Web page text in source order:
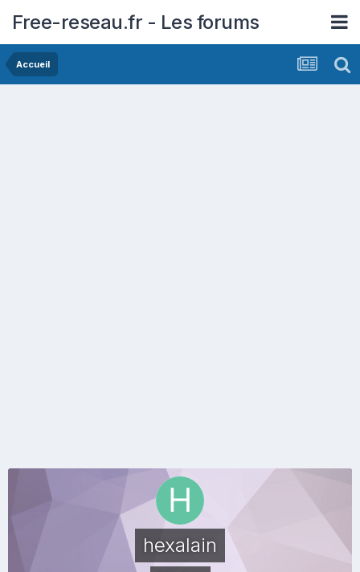
Free-reseau.fr - Les forums
Accueil
hexalain